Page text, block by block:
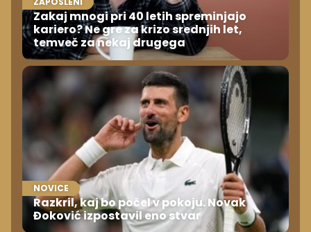
Zakaj mnogi pri 40 letih spreminjajo
kariero? Ne gre za krizo srednjih let,
temveč za nekaj drugega
NOVICE
Razkril, kaj bo počel v pokoju. Novak
Đoković izpostavil eno stvar